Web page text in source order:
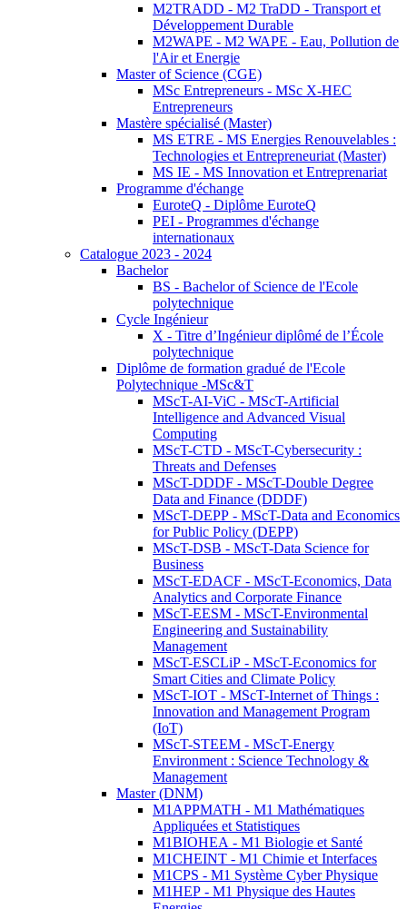
M2TRADD - M2 TraDD - Transport et
Développement Durable
M2WAPE - M2 WAPE - Eau, Pollution de
l'Air et Energie
Master of Science (CGE)
MSc Entrepreneurs - MSc X-HEC
Entrepreneurs
Mastère spécialisé (Master)
MS ETRE - MS Energies Renouvelables :
Technologies et Entrepreneuriat (Master)
MS IE - MS Innovation et Entreprenariat
Programme d'échange
EuroteQ - Diplôme EuroteQ
PEI - Programmes d'échange
internationaux
Catalogue 2023 - 2024
Bachelor
BS - Bachelor of Science de l'Ecole
polytechnique
Cycle Ingénieur
X - Titre d’Ingénieur diplômé de l’École
polytechnique
Diplôme de formation gradué de l'Ecole
Polytechnique -MSc&T
MScT-AI-ViC - MScT-Artificial
Intelligence and Advanced Visual
Computing
MScT-CTD - MScT-Cybersecurity :
Threats and Defenses
MScT-DDDF - MScT-Double Degree
Data and Finance (DDDF)
MScT-DEPP - MScT-Data and Economics
for Public Policy (DEPP)
MScT-DSB - MScT-Data Science for
Business
MScT-EDACF - MScT-Economics, Data
Analytics and Corporate Finance
MScT-EESM - MScT-Environmental
Engineering and Sustainability
Management
MScT-ESCLiP - MScT-Economics for
Smart Cities and Climate Policy
MScT-IOT - MScT-Internet of Things :
Innovation and Management Program
(IoT)
MScT-STEEM - MScT-Energy
Environment : Science Technology &
Management
Master (DNM)
M1APPMATH - M1 Mathématiques
Appliquées et Statistiques
M1BIOHEA - M1 Biologie et Santé
M1CHEINT - M1 Chimie et Interfaces
M1CPS - M1 Système Cyber Physique
M1HEP - M1 Physique des Hautes